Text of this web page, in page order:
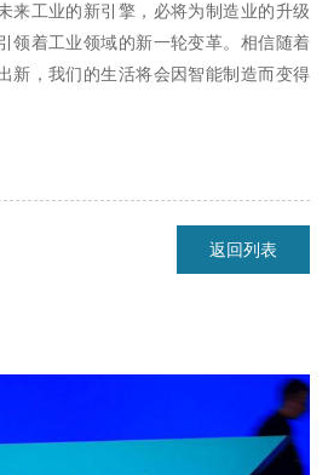
来工业的新引擎，必将为制造业的升级
领着工业领域的新一轮变革。相信随着
新，我们的生活将会因智能制造而变得
返回列表